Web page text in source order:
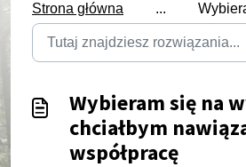
Strona główna ... Wybieram się na
Wybieram się na
chciałbym
współpracę